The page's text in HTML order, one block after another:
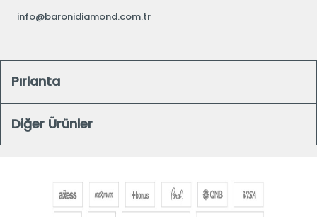
info@baronidiamond.com.tr
Pırlanta
Diğer Ürünler